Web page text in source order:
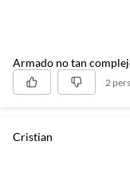
Armado no tan
2
Cristian